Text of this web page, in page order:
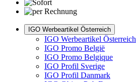
IGO Werbeartikel Österreich
IGO Werbeartikel Österreich
IGO Promo België
IGO Promo Belgique
IGO Profil Sverige
IGO Profil Danmark